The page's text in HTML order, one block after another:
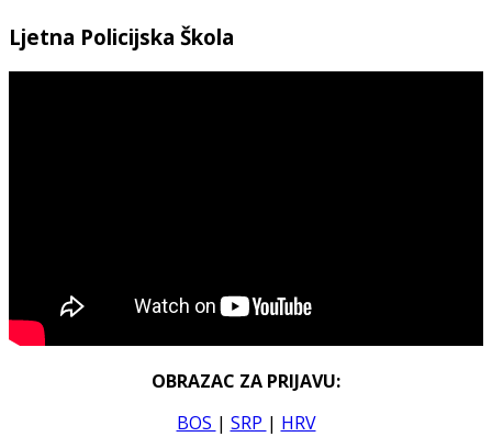
Ljetna Policijska Škola
OBRAZAC ZA PRIJAVU:
BOS | SRP | HRV